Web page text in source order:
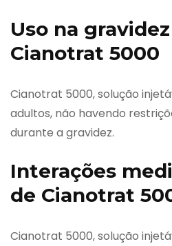
Uso na
Cianotrat 5000
Cianotrat 5000, solução
adultos, não havendo
durante a gravidez.
Interações
de Cianotrat
Cianotrat 5000, solução